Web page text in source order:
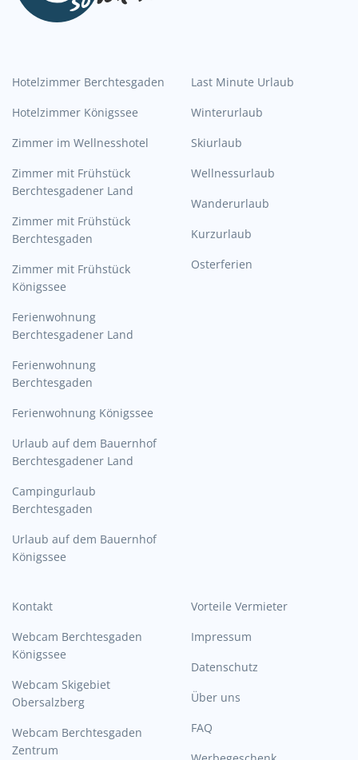
Hotelzimmer Berchtesgaden
Hotelzimmer Königssee
Zimmer im Wellnesshotel
Zimmer mit Frühstück
Berchtesgadener Land
Zimmer mit Frühstück
Berchtesgaden
Zimmer mit Frühstück
Königssee
Ferienwohnung
Berchtesgadener Land
Ferienwohnung
Berchtesgaden
Ferienwohnung Königssee
Urlaub auf dem Bauernhof
Berchtesgadener Land
Campingurlaub
Berchtesgaden
Urlaub auf dem Bauernhof
Königssee
Last Minute Urlaub
Winterurlaub
Skiurlaub
Wellnessurlaub
Wanderurlaub
Kurzurlaub
Osterferien
Kontakt
Webcam Berchtesgaden
Königssee
Webcam Skigebiet
Obersalzberg
Webcam Berchtesgaden
Zentrum
Vorteile Vermieter
Impressum
Datenschutz
Über uns
FAQ